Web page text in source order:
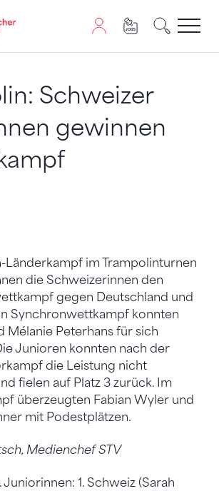
Seite wird JavaScript benötigt.
Schweizer
gewinnen
Länderkampf im Trampolinturnen
die Schweizerinnen den
gegen Deutschland und
Synchronwettkampf konnten
Mélanie Peterhans für sich
Junioren konnten nach der
die Leistung nicht
fielen auf Platz 3 zurück. Im
überzeugten Fabian Wyler und
mit Podestplätzen.
Medienchef STV
1. Schweiz (Sarah